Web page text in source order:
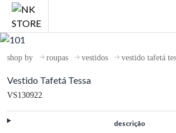
shop by roupas vestidos vestido tafetá
Vestido Tafetá Tessa
VS130922
descrição